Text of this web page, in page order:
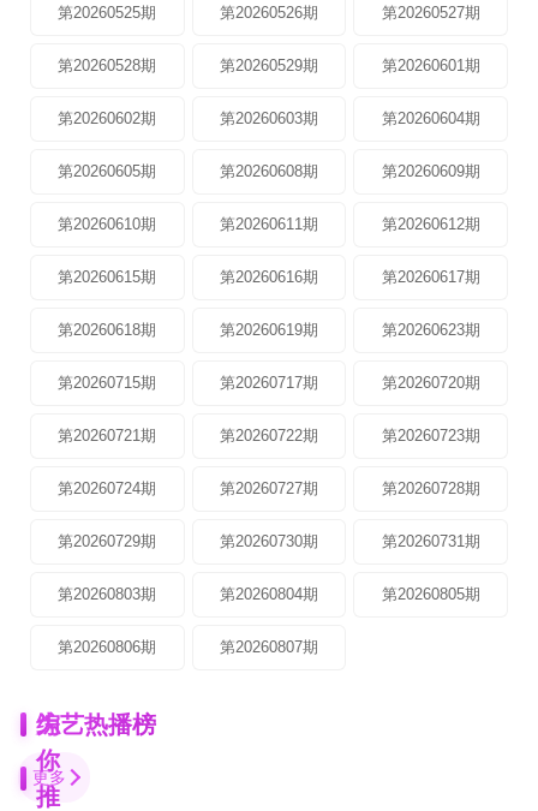
第20260525期 第20260526期 第20260527期
第20260528期 第20260529期 第20260601期
第20260602期 第20260603期 第20260604期
第20260605期 第20260608期 第20260609期
第20260610期 第20260611期 第20260612期
第20260615期 第20260616期 第20260617期
第20260618期 第20260619期 第20260623期
第20260715期 第20260717期 第20260720期
第20260721期 第20260722期 第20260723期
第20260724期 第20260727期 第20260728期
第20260729期 第20260730期 第20260731期
第20260803期 第20260804期 第20260805期
第20260806期 第20260807期
为
你
推
综艺热播榜
更多